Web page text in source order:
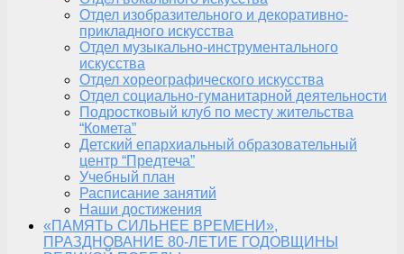
Отдел изобразительного и декоративно-
прикладного искусства
Отдел музыкально-инструментального
искусства
Отдел хореографического искусства
Отдел социально-гуманитарной деятельности
Подростковый клуб по месту жительства
“Комета”
Детский епархиальный образовательный
центр “Предтеча”
Учебный план
Расписание занятий
Наши достижения
«ПАМЯТЬ СИЛЬНЕЕ ВРЕМЕНИ»,
ПРАЗДНОВАНИЕ 80-ЛЕТИЕ ГОДОВЩИНЫ